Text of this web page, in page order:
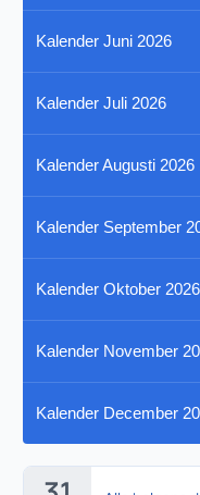
Kalender Juni 2026
Kalender Juli 2026
Kalender Augusti 2026
Kalender September
Kalender Oktober 2026
Kalender November
Kalender December